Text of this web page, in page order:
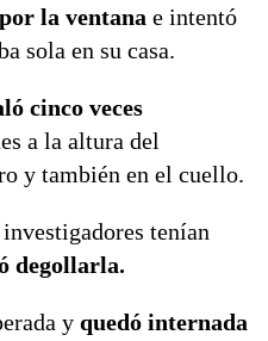
la ventana e intentó
sola en su casa.
cinco veces
a la altura del
y también en el cuello.
tenían
degollarla.
y quedó internada